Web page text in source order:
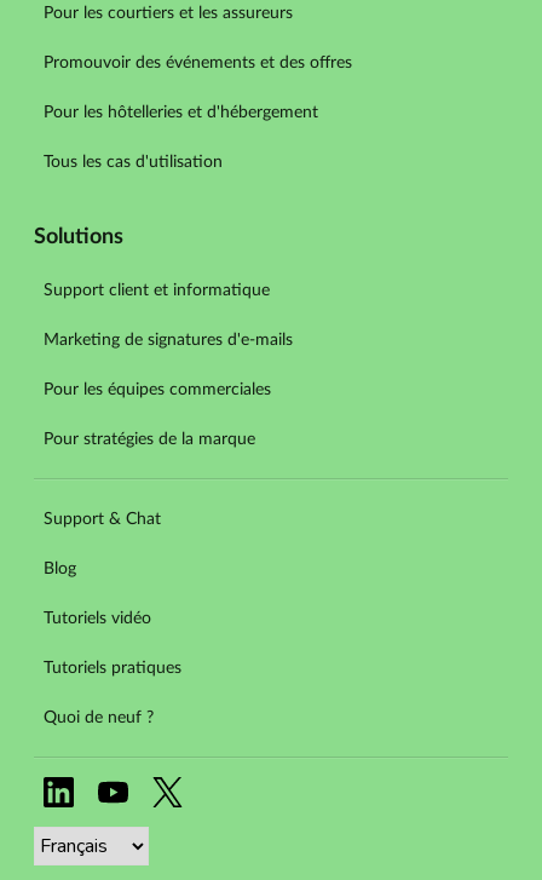
Pour les courtiers et les assureurs
Promouvoir des événements et des offres
Pour les hôtelleries et d'hébergement
Tous les cas d'utilisation
Solutions
Support client et informatique
Marketing de signatures d'e-mails
Pour les équipes commerciales
Pour stratégies de la marque
Support & Chat
Blog
Tutoriels vidéo
Tutoriels pratiques
Quoi de neuf ?